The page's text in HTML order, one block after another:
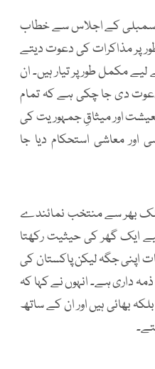
اسمبلی کے اجلاس سے خطاب
پر مذاکرات کی دعوت دیتے
مکمل طور پر تیار ہیں۔ ان
دعوت دی جا چکی ہے کہ تمام
اور میثاقِ جمہوریت کی
معاشی استحکام دیا جا
ملک بھر سے منتخب نمائندے
ایک گھر کی حیثیت رکھتا
اپنی جگہ لیکن پاکستان کی
داری ہے۔ انہوں نے کہا کہ
بھائی ہیں اور ان کے ساتھ